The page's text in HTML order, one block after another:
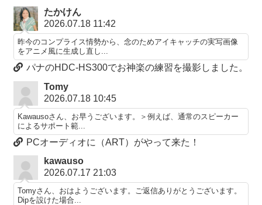
たかけん
2026.07.18 11:42
昨今のコンプライス情勢から、念のためアイキャッチの実写画像
をアニメ風に生成し直し...
パナのHDC-HS300でお神楽の練習を撮影しました。
Tomy
2026.07.18 10:45
Kawausoさん、お早うございます。＞例えば、通常のスピーカー
によるサポート範...
PCオーディオに（ART）がやって来た！
kawauso
2026.07.17 21:03
Tomyさん、おはようございます。ご返信ありがとうございます。
Dipを設けた場合...